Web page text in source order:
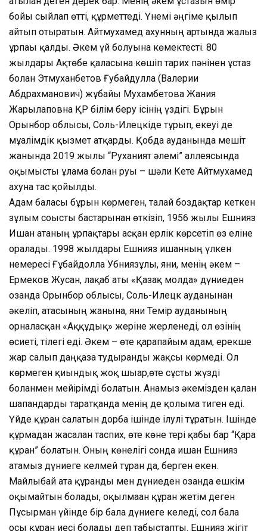
бойы сыйлап өтті, құрметтеді. Үнемі әңгіме қылып
айтып отыратын. Айтмухамед ахунның артында жалғыз
ұрпағы қалды. Әкем үй болуына көмектесті. 80
жылдары Ақтөбе қаласына көшіп тарих пәнінен ұстаз
болған Этмуханбетов Ғубайдулла (Валерии
Абдрахманович) жұбайы Мухамбетова Жания
Жарылғаповна ҚР білім беру ісінің үздігі. Бұрын
Орынбор облысы, Соль-Илецкіде тұрып, екеуі де
мұғалімдік қызмет атқарды. Қобда ауданында мешіт
жанында 2019 жылы “Руханият әлемі” аллеясында
оқымысты ғұлама болған руы – шәли Кете Айтмухамед
ахунға тас қойылды.
Адам баласы бұрын көрмеген, талай боздақтар кеткен
зұлым соғысты бастарынан өткізіп, 1956 жылы Ешнияз
Ишан атаның ұрпақтары асқан ерлік көрсетіп өз еліне
оралады. 1998 жылдары Ешнияз ишанның үлкен
немересі Ғұбайдолла Убниязұлы, яғни, менің әкем –
Ермеков Жусан, лақаб аты «Қазақ молда» дүниеден
озғанда Орынбор облысы, Соль-Илецк ауданынан
әкеліп, атасының жанына, яғни Темір ауданының
орналасқан «Аққұдық» жеріне жерленеді, ол өзінің
өсиеті, тілегі еді. Әкем – өте қарапайым адам, ерекше
жар салып даңқаза тудырғанды жақсы көрмеді. Ол
көрмеген қиындық жоқ шығар,өте сұсты жүзді
болғанмен мейірімді болатын. Анамыз әкемізден қалған
шапандарды таратқанда менің де қолыма тиген еді.
Үйде құран салатын дорба ішінде ілулі тұратын. Ішінде
құрмадан жасалған таспих, өте көне тері қабы бар “Қара
құран” болатын. Оның көнелігі сонда ишан Ешнияз
атамыз дүниеге келмей тұрған да, берген екен.
Майлыбай ата құранды мен дүниеден озғанда ешкім
оқымайтын болады, оқылмаған құран жетім деген
Пұсырман үйінде бір бала дүниеге келеді, сол бала
осы құран иесі болады деп табыстапты. Ешнияз жігіт